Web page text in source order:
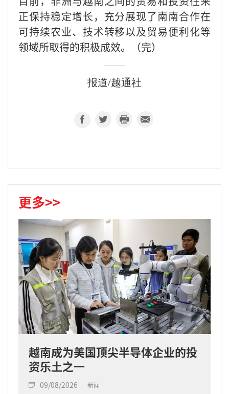
正保持稳定增长，充分展现了南南合作在
可持续农业、技术转移以及贸易便利化等
领域所取得的积极成效。（完）
报道/越通社
更多>>
越南成为美国顶尖半导体企业的投
资乐土之一
09/08/2026 新闻